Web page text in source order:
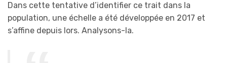
Dans cette tentative d’identifier ce trait dans la
population, une échelle a été développée en 2017 et
s’affine depuis lors. Analysons-la.